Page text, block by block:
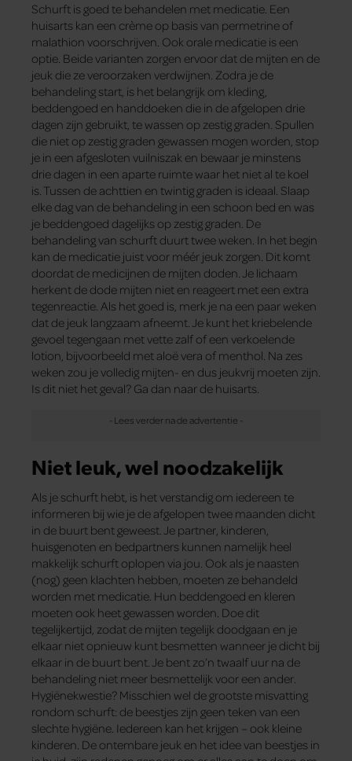
Schurft is goed te behandelen met medicatie. Een
huisarts kan een crème op basis van permetrine of
malathion voorschrijven. Ook orale medicatie is een
optie. Beide varianten zorgen ervoor dat de mijten en de
jeuk die ze veroorzaken verdwijnen. Zodra je de
behandeling start, is het belangrijk om kleding,
beddengoed en handdoeken die in de afgelopen drie
dagen zijn gebruikt, te wassen op zestig graden. Spullen
die niet op zestig graden gewassen mogen worden, stop
je in een afgesloten vuilniszak en bewaar je minstens
drie dagen in een aparte ruimte waar het niet al te koel
is. Tussen de achttien en twintig graden is ideaal. Slaap
elke dag van de behandeling in een schoon bed en was
je beddengoed dagelijks op zestig graden. De
behandeling van schurft duurt twee weken. In het begin
kan de medicatie juist voor méér jeuk zorgen. Dit komt
doordat de medicijnen de mijten doden. Je lichaam
herkent de dode mijten niet en reageert met een extra
tegenreactie. Als het goed is, merk je na een paar weken
dat de jeuk langzaam afneemt. Je kunt het kriebelende
gevoel tegengaan met vette zalf of een verkoelende
lotion, bijvoorbeeld met aloë vera of menthol. Na zes
weken zou je volledig mijten- en dus jeukvrij moeten zijn.
Is dit niet het geval? Ga dan naar de huisarts.
Niet leuk, wel noodzakelijk
Als je schurft hebt, is het verstandig om iedereen te
informeren bij wie je de afgelopen twee maanden dicht
in de buurt bent geweest. Je partner, kinderen,
huisgenoten en bedpartners kunnen namelijk heel
makkelijk schurft oplopen via jou. Ook als je naasten
(nog) geen klachten hebben, moeten ze behandeld
worden met medicatie. Hun beddengoed en kleren
moeten ook heet gewassen worden. Doe dit
tegelijkertijd, zodat de mijten tegelijk doodgaan en je
elkaar niet opnieuw kunt besmetten wanneer je dicht bij
elkaar in de buurt bent. Je bent zo’n twaalf uur na de
behandeling niet meer besmettelijk voor een ander.
Hygiënekwestie? Misschien wel de grootste misvatting
rondom schurft: de beestjes zijn geen teken van een
slechte hygiëne. Iedereen kan het krijgen – ook kleine
kinderen. De ontembare jeuk en het idee van beestjes in